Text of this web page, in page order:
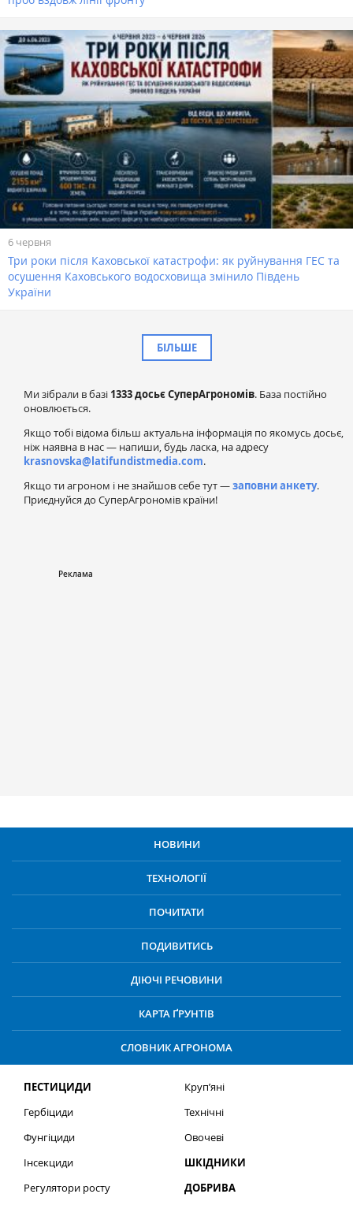
6 червня
Три роки після Каховської катастрофи: як руйнування ГЕС та
осушення Каховського водосховища змінило Південь
України
БІЛЬШЕ
Ми зібрали в базі 1333 досьє СуперАгрономів. База постійно
оновлюється.
Якщо тобі відома більш актуальна інформація по якомусь досьє,
ніж наявна в нас — напиши, будь ласка, на адресу
krasnovska@latifundistmedia.com.
Якщо ти агроном і не знайшов себе тут —заповни анкету.
Приєднуйся до СуперАгрономів країни!
НОВИНИ
ТЕХНОЛОГІЇ
ПОЧИТАТИ
ПОДИВИТИСЬ
ДІЮЧІ РЕЧОВИНИ
КАРТА ҐРУНТІВ
СЛОВНИК АГРОНОМА
ПЕСТИЦИДИ
Гербіциди
Фунгіциди
Інсекциди
Регулятори росту
Круп’яні
Технічні
Овочеві
ШКІДНИКИ
ДОБРИВА